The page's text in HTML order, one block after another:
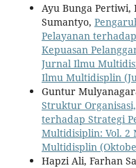
Ayu Bunga Pertiwi,
Sumantyo,
Pelayanan
Kepuasan
Jurnal Ilmu
Ilmu Multidisplin
Guntur
Struktur
terhadap Strategi
Multidisiplin: Vol. 2
Multidisplin
Hapzi Ali, Farhan